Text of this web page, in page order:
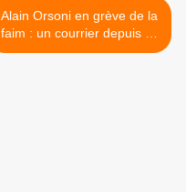
Alain Orsoni en grève de la
faim : un courrier depuis sa
prison >